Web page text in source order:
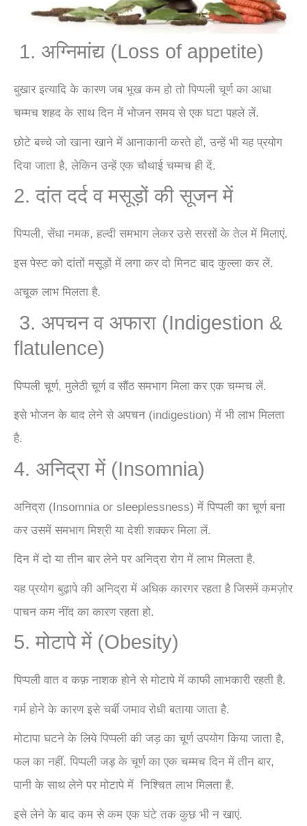
1. अग्निमांद्य (Loss of appetite)
बुखार इत्यादि के कारण जब भूख कम हो तो पिप्पली चूर्ण का आधा
चम्मच शहद के साथ दिन में भोजन समय से एक घटा पहले लें.
छोटे बच्चे जो खाना खाने में आनाकानी करते हों, उन्हें भी यह प्रयोग
दिया जाता है, लेकिन उन्हें एक चौथाई चम्मच ही दें.
2. दांत दर्द व मसूड़ों की सूजन में
पिप्पली, सेंधा नमक, हल्दी समभाग लेकर उसे सरसों के तेल में मिलाएं.
इस पेस्ट को दांतों मसूड़ों में लगा कर दो मिनट बाद कुल्ला कर लें.
अचूक लाभ मिलता है.
3. अपचन व अफारा (Indigestion &
flatulence)
पिप्पली चूर्ण, मुलेठी चूर्ण व सौंठ समभाग मिला कर एक चम्मच लें.
इसे भोजन के बाद लेने से अपचन (indigestion) में भी लाभ मिलता
है.
4. अनिद्रा में (Insomnia)
अनिद्रा (Insomnia or sleeplessness) में पिप्पली का चूर्ण बना
कर उसमें समभाग मिश्री या देशी शक्कर मिला लें.
दिन में दो या तीन बार लेने पर अनिद्रा रोग में लाभ मिलता है.
यह प्रयोग बुढ़ापे की अनिद्रा में अधिक कारगर रहता है जिसमें कमज़ोर
पाचन कम नींद का कारण रहता हो.
5. मोटापे में (Obesity)
पिप्पली वात व कफ़ नाशक होने से मोटापे में काफी लाभकारी रहती है.
गर्म होने के कारण इसे चर्बी जमाव रोधी बताया जाता है.
मोटापा घटने के लिये पिप्पली की जड़ का चूर्ण उपयोग किया जाता है,
फल का नहीं. पिप्पली जड़ के चूर्ण का एक चम्मच दिन में तीन बार,
पानी के साथ लेने पर मोटापे में निश्चित लाभ मिलता है.
इसे लेने के बाद कम से कम एक घंटे तक कुछ भी न खाएं.